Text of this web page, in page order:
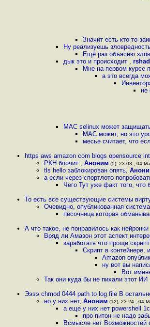
Значит есть кто-то
Ну реализуешь
Ещё раз объясню
дык это и происходит ,
Мне на первом курсе
а это всегда
не
MAC selinux может
MAC может, но это
месье считает, что
https aws amazon com blogs opensource
РКН блочит , Аноним (5), 23:08 , 04-
tls hello заблокирован опять,
а если через спopтлото
Чего Тут уже факт того, что
То есть все существующие системы
Очевидно, опубликованная
песочница которая
А что такое, не понравилось как
Вряд ли Амазон этот аспект
заработать что проще
Скрипт в контейнере,
Amazon
ну вот вы
Вот
Так они куда бы не пихали этот
Ээээ chmod 0444 path to log file В
но у них нет, Аноним (12), 23:24 , 04-
а еще у них нет powershell
про питон не надо
Всмысле нет Возможностей